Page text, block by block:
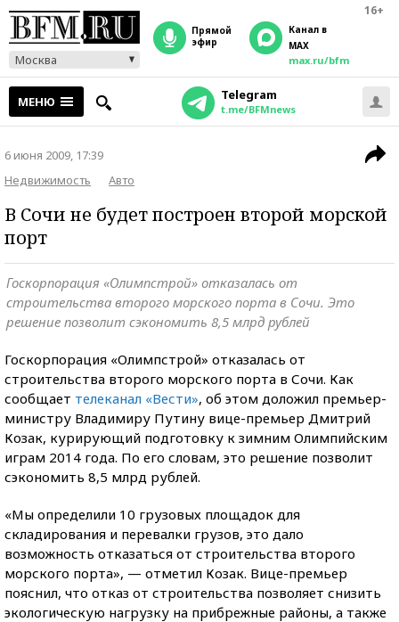
16+
Москва
прямой
эфир
Канал в
MAX
max.ru/bfm
МЕНЮ Telegram
t.me/BFMnews
6 июня 2009, 17:39
Недвижимость
Авто
В Сочи не будет построен второй морской
порт
Госкорпорация «Олимпстрой» отказалась от
строительства второго морского порта в Сочи. Это
решение позволит сэкономить 8,5 млрд рублей
Госкорпорация «Олимпстрой» отказалась от
строительства второго морского порта в Сочи. Как
сообщает телеканал «Вести», об этом доложил премьер-
министру Владимиру Путину вице-премьер Дмитрий
Козак, курирующий подготовку к зимним Олимпийским
играм 2014 года. По его словам, это решение позволит
сэкономить 8,5 млрд рублей.
«Мы определили 10 грузовых площадок для
складирования и перевалки грузов, это дало
возможность отказаться от строительства второго
морского порта», — отметил Козак. Вице-премьер
пояснил, что отказ от строительства позволяет снизить
экологическую нагрузку на прибрежные районы, а также